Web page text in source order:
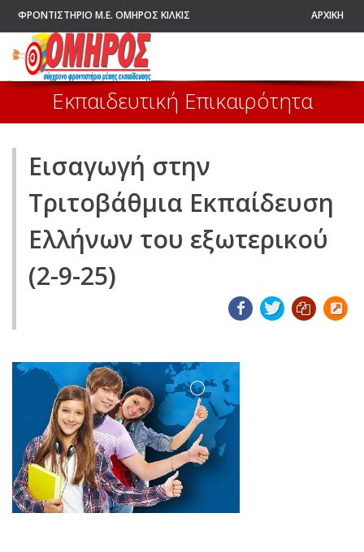
ΦΡΟΝΤΙΣΤΗΡΙΟ Μ.Ε. ΟΜΗΡΟΣ ΚΙΛΚΙΣ ΑΡΧΙΚΗ
Εκπαιδευτική Επικαιρότητα
Εισαγωγή στην
Τριτοβάθμια Εκπαίδευση
Ελλήνων του εξωτερικού
(2-9-25)